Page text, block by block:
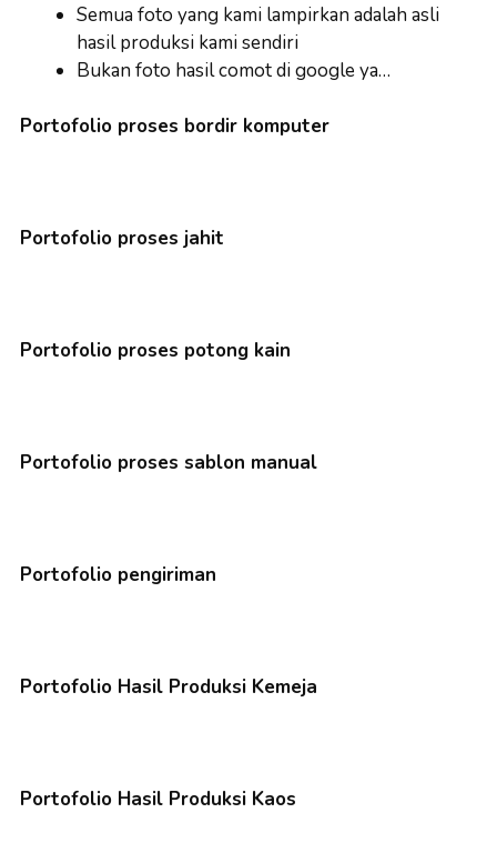
Semua foto yang kami lampirkan adalah asli
hasil produksi kami sendiri
Bukan foto hasil comot di google ya…
Portofolio proses bordir komputer
Portofolio proses jahit
Portofolio proses potong kain
Portofolio proses sablon manual
Portofolio pengiriman
Portofolio Hasil Produksi Kemeja
Portofolio Hasil Produksi Kaos